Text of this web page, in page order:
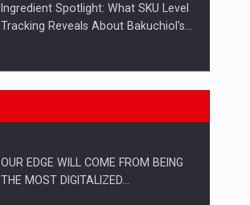
Ingredient Spotlight: What SKU Level
Tracking Reveals About Bakuchiol's…
Producatorii si comerciantii care nu
Proteinmaxxing and the Future of
OUR EDGE WILL COME FROM BEING
THE MOST DIGITALIZED…